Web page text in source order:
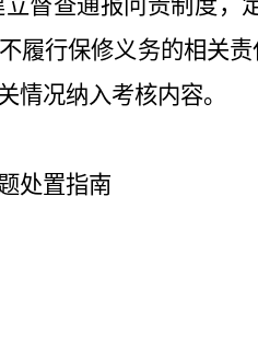
督查通报问责制度
履行保修义务的相关
情况纳入考核内容。
处置指南